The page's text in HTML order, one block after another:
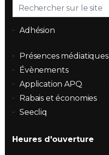
Adhésion
Présences médiatiques
Évènements
Application APQ
Rabais et économies
Seecliq
Heures d'ouverture